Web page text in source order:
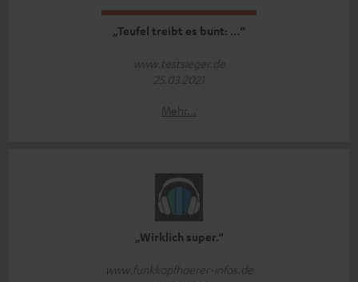
„Teufel treibt es bunt: …“
www.testsieger.de
25.03.2021
Mehr...
„Wirklich super.“
www.funkkopfhoerer-infos.de